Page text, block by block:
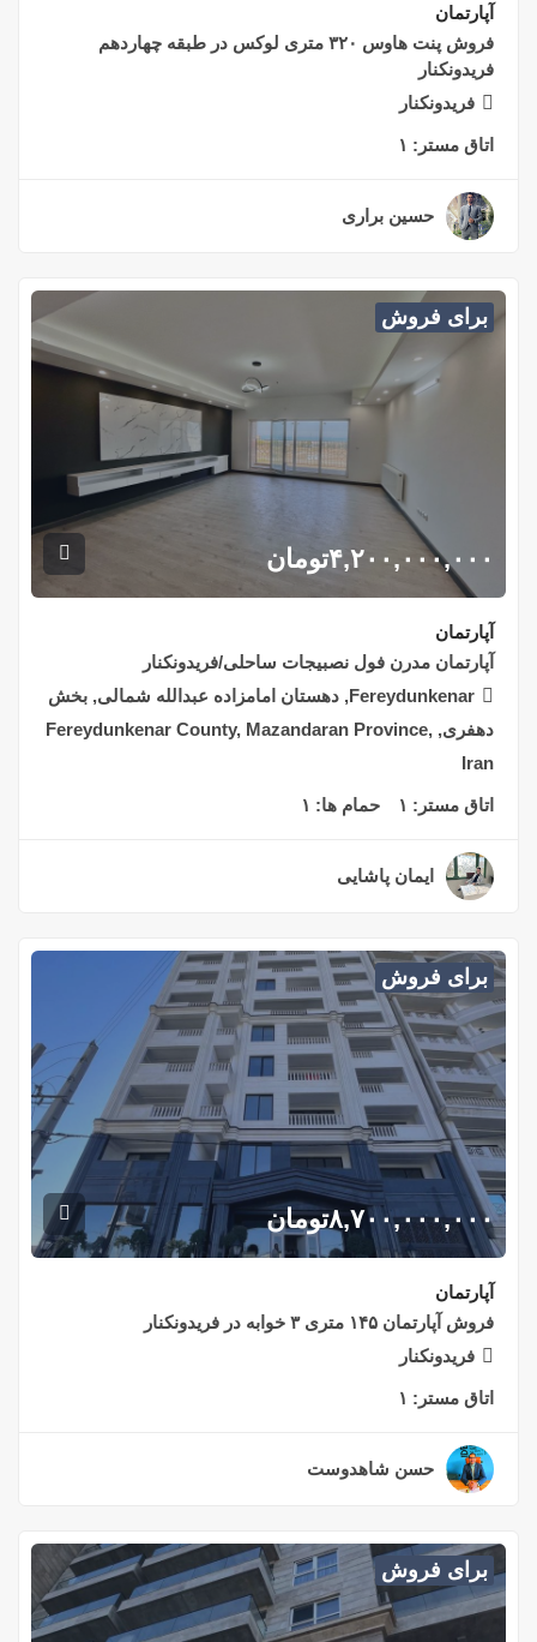
آپارتمان
فروش پنت هاوس ۳۲۰ متری لوکس در طبقه چهاردهم
فریدونکنار
فریدونکنار
اتاق مستر: ۱
حسین براری
برای فروش
۴,۲۰۰,۰۰۰,۰۰۰تومان
آپارتمان
آپارتمان مدرن فول نصبیجات ساحلی/فریدونکنار
Fereydunkenar, دهستان امامزاده عبدالله شمالی, بخش
دهفری, Fereydunkenar County, Mazandaran Province,
Iran
اتاق مستر: ۱ حمام ها: ۱
ایمان پاشایی
برای فروش
۸,۷۰۰,۰۰۰,۰۰۰تومان
آپارتمان
فروش آپارتمان ۱۴۵ متری ۳ خوابه در فریدونکنار
فریدونکنار
اتاق مستر: ۱
حسن شاهدوست
برای فروش